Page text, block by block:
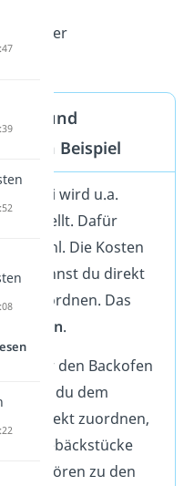
oder
und
Beispiel
wird u.a.
Dafür
du Mehl. Die Kosten
kannst du direkt
zuordnen. Das
.
für den Backofen
kannst du dem
nicht direkt zuordnen,
alle Gebäckstücke
Sie gehören zu den